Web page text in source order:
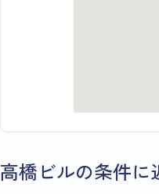
高橋ビルの条件に